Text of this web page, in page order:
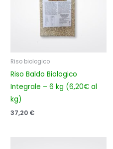
Riso biologico
Riso Baldo Biologico
Integrale – 6 kg (6,20€ al
kg)
37,20 €